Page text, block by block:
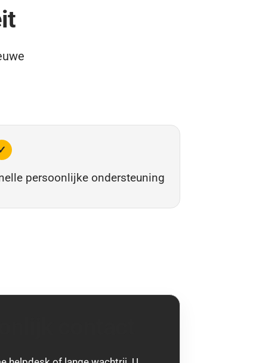
persoonlijke ondersteuning